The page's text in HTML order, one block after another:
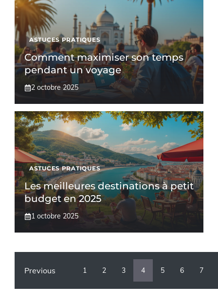
ASTUCES PRATIQUES
Comment maximiser son temps
pendant un voyage
2 octobre 2025
ASTUCES PRATIQUES
Les meilleures destinations à petit
budget en 2025
1 octobre 2025
Previous 1 2 3 4 5 6 7